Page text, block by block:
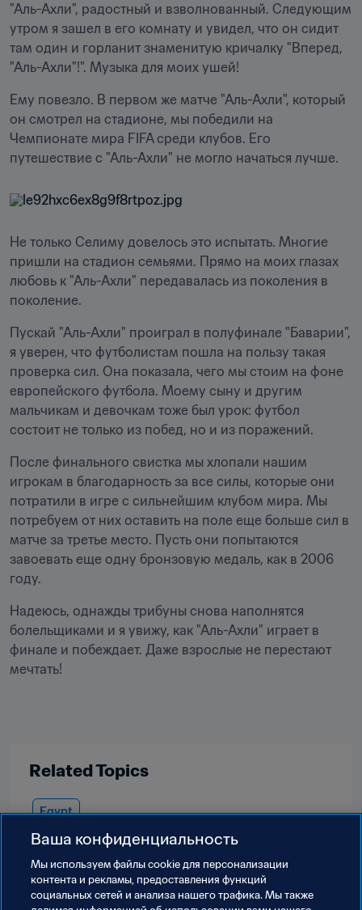
"Аль-Ахли", радостный и взволнованный. Следующим
утром я зашел в его комнату и увидел, что он сидит
там один и горланит знаменитую кричалку "Вперед,
"Аль-Ахли"!". Музыка для моих ушей!
Ему повезло. В первом же матче "Аль-Ахли", который
он смотрел на стадионе, мы победили на
Чемпионате мира FIFA среди клубов. Его
путешествие с "Аль-Ахли" не могло начаться лучше.
Не только Селиму довелось это испытать. Многие
пришли на стадион семьями. Прямо на моих глазах
любовь к "Аль-Ахли" передавалась из поколения в
поколение.
Пускай "Аль-Ахли" проиграл в полуфинале "Баварии",
я уверен, что футболистам пошла на пользу такая
проверка сил. Она показала, чего мы стоим на фоне
европейского футбола. Моему сыну и другим
мальчикам и девочкам тоже был урок: футбол
состоит не только из побед, но и из поражений.
После финального свистка мы хлопали нашим
игрокам в благодарность за все силы, которые они
потратили в игре с сильнейшим клубом мира. Мы
потребуем от них оставить на поле еще больше сил в
матче за третье место. Пусть они попытаются
завоевать еще одну бронзовую медаль, как в 2006
году.
Надеюсь, однажды трибуны снова наполнятся
болельщиками и я увижу, как "Аль-Ахли" играет в
финале и побеждает. Даже взрослые не перестают
мечтать!
Related Topics
Egypt
Ваша конфиденциальность
Мы используем файлы сookie для персонализации
контента и рекламы, предоставления функций
социальных сетей и анализа нашего трафика. Мы также